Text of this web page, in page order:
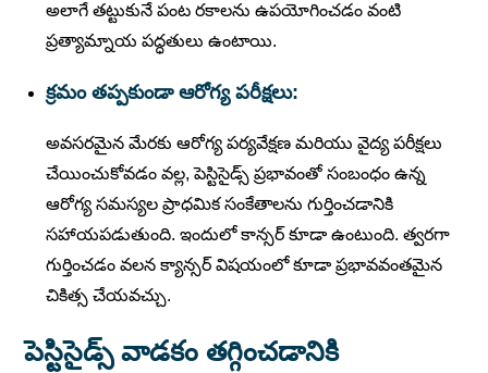
అలాగే తట్టుకునే పంట రకాలను ఉపయోగించడం వంటి
ప్రత్యామ్నాయ పద్ధతులు ఉంటాయి.
క్రమం తప్పకుండా ఆరోగ్య పరీక్షలు:
అవసరమైన మేరకు ఆరోగ్య పర్యవేక్షణ మరియు వైద్య పరీక్షలు
చేయించుకోవడం వల్ల, పెస్టిసైడ్స్ ప్రభావంతో సంబంధం ఉన్న
ఆరోగ్య సమస్యల ప్రాధమిక సంకేతాలను గుర్తించడానికి
సహాయపడుతుంది. ఇందులో కాన్సర్ కూడా ఉంటుంది. త్వరగా
గుర్తించడం వలన క్యాన్సర్ విషయంలో కూడా ప్రభావవంతమైన
చికిత్స చేయవచ్చు.
పెస్టిసైడ్స్వాడకం తగ్గించడానికి